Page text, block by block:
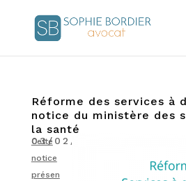
Réforme des services à
notice du ministère des
la santé
03/02/2022
Cette
notice
présen